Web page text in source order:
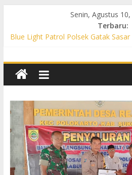
Senin, Agustus
Terbaru:
Blue Light Patrol Polsek Gatak
Permukiman, Antisipasi 3C dan
Patroli KRYD Polsek Baki Sisir Titik
Patroli Blue Light Polsek Nguter
Permukiman, Antisipasi 3C dan
Blue Light Patrol Polsek Tawangsari
Kejahatan 3C dan Gangguan